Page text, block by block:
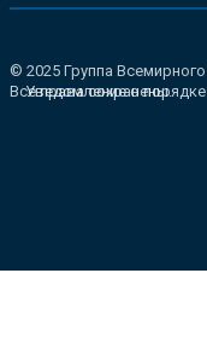
© 2025 Группа
Все права сохранены.
Уведомление о